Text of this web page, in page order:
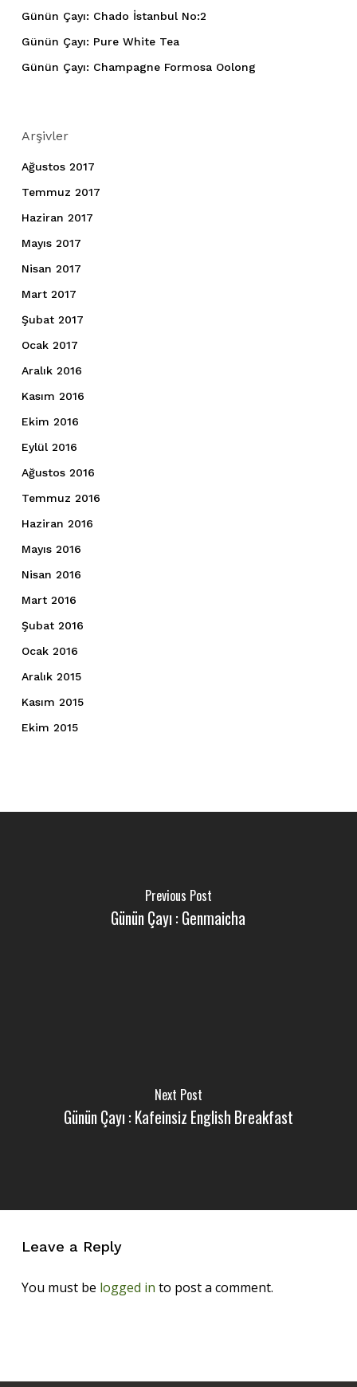
Günün Çayı: Chado İstanbul No:2
Günün Çayı: Pure White Tea
Günün Çayı: Champagne Formosa Oolong
Arşivler
Ağustos 2017
Temmuz 2017
Haziran 2017
Mayıs 2017
Nisan 2017
Mart 2017
Şubat 2017
Ocak 2017
Aralık 2016
Kasım 2016
Ekim 2016
Eylül 2016
Ağustos 2016
Temmuz 2016
Haziran 2016
Mayıs 2016
Nisan 2016
Mart 2016
Şubat 2016
Ocak 2016
Aralık 2015
Kasım 2015
Ekim 2015
Previous Post
Günün Çayı : Genmaicha
Next Post
Günün Çayı : Kafeinsiz English Breakfast
Leave a Reply
You must be logged in to post a comment.